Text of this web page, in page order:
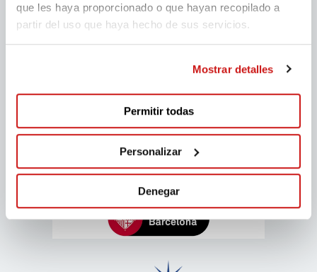
que les haya proporcionado o que hayan recopilado a
partir del uso que haya hecho de sus servicios.
Mostrar detalles
Permitir todas
Personalizar
Denegar
Patrocinadors migranodearena